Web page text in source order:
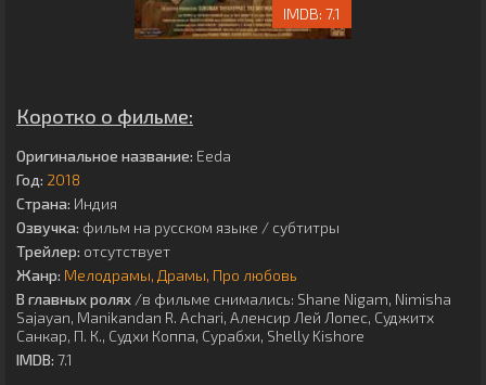
7.1
Коротко о фильме:
Оригинальное название: Eeda
Год: 2018
Страна: Индия
Озвучка: фильм на русском языке / субтитры
Трейлер: отсутствует
Жанр: Мелодрамы Драмы Про любовь
В главных ролях /в фильме снимались: Shane Nigam, Nimisha
Sajayan, Manikandan R. Achari, Аленсир Лей Лопес, Суджитх
Санкар, П. К., Судхи Коппа, Сурабхи, Shelly Kishore
IMDB: 7.1